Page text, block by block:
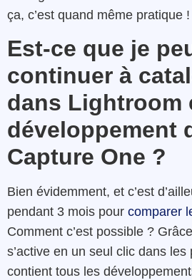
ça, c’est quand même pratique !
Est-ce que je
continuer à
dans Lightroom
développement
Capture One ?
Bien évidemment, et c’est
pendant 3 mois pour comparer
Comment c’est possible ?
s’active en un seul clic dans
contient tous les